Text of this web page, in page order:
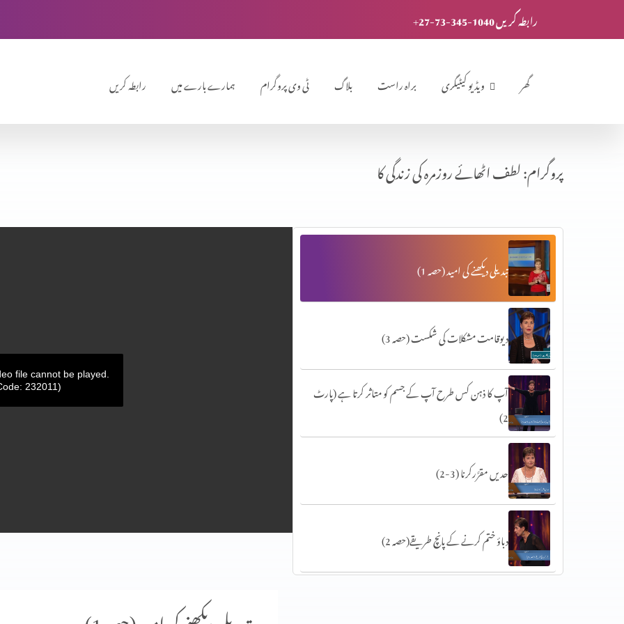
+27-73-345-1040 رابطہ کریں
رابطہ کریں ہمارے بارے میں ٹی وی پروگرام بلاگ براہ راست ویڈیو کیٹیگری گھر
پروگرام: لطف اٹھائے روزمرہ کی زندگی کا
file cannot be played.
232011)
تبدیلی دیکھنے کی امید (حصہ 1)
دیوقامت مشکلات کی شکست (حصہ 3)
آپ کا ذہن کس طرح آپ کے جسم کو متاثر کرتا ہے (پارٹ
2)
حدیں مقرَّرکرنا (3-2)
دباؤ ختم کرنے کے پانچ طریقے(حصہ 2)